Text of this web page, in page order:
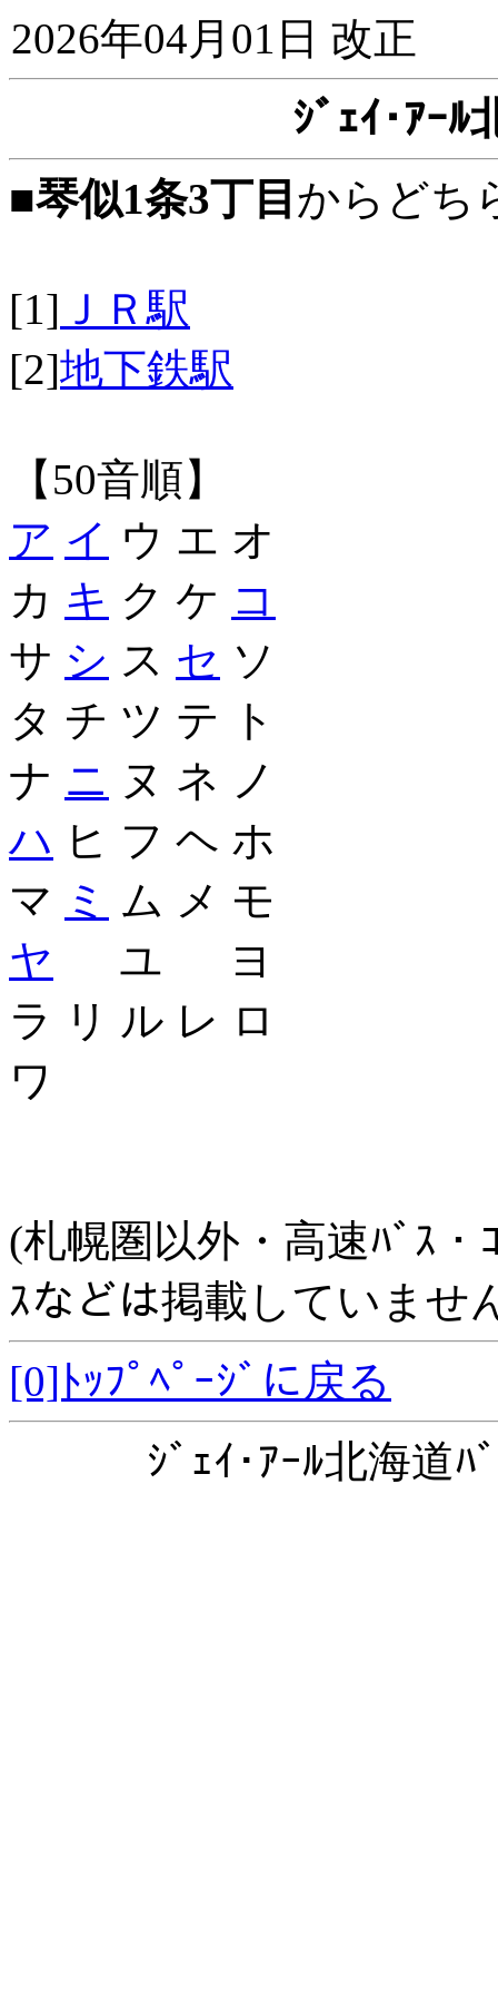
2026年04月01日 改正
ｼﾞｪｲ･ｱｰﾙ
■琴似1条3丁目 からどち
[1] ＪＲ駅
[2]地下鉄駅
【50音順】
ア イ ウ エ オ
カ キ ク ケ コ
サ シ ス セ ソ
タ チ ツ テ ト
ナ ニ ヌ ネ ノ
ハ ヒ フ ヘ ホ
マ ミ ム メ モ
ヤ ユ ヨ
ラ リ ル レ ロ
ワ
(札幌圏以外・高速ﾊﾞｽ・
ｽなどは掲載していませ
[0]ﾄｯﾌﾟﾍﾟｰｼﾞに戻る
ｼﾞｪｲ･ｱｰﾙ北海道